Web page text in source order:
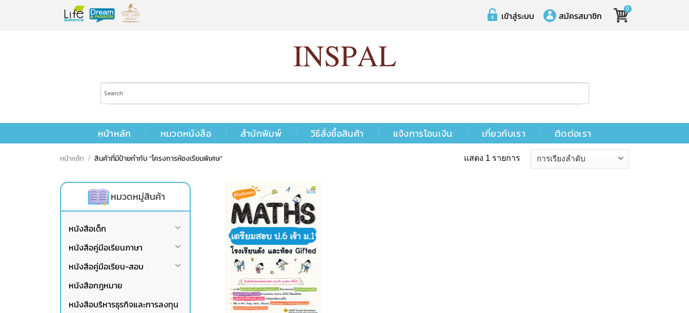
เข้าสู่ระบบ สมัครสมาชิก
0
หน้าหลัก หมวดหนังสือ สำนักพิมพ์ วิธีสั่งซื้อสินค้า แจ้งการโอนเงิน เกี่ยวกับเรา ติดต่อเรา
หน้าหลัก / สินค้าที่มีป้ายกำกับ “โครงการห้องเรียนพิเศษ” แสดง 1 รายการ
หมวดหมู่สินค้า
หนังสือเด็ก
หนังสือคู่มือเรียนภาษา
หนังสือคู่มือเรียน-สอบ
หนังสือกฎหมาย
หนังสือบริหารธุรกิจและการลงทุน